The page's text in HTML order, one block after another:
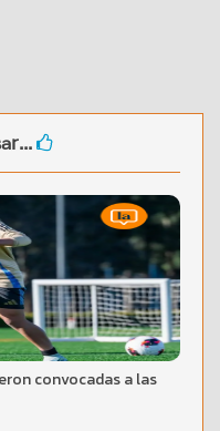
convocadas a las